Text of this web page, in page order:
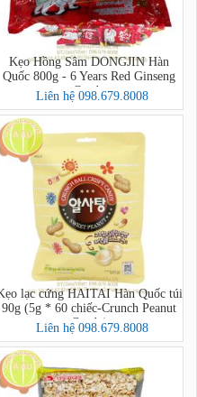
Kẹo Hồng Sâm DONGJIN Hàn
Quốc 800g - 6 Years Red Ginseng
Candy
Liên hệ 098.679.8008
lạc cứng HAITAI Hàn Quốc túi
90g (5g * 60 chiếc-Crunch Peanut
Candy)
Liên hệ 098.679.8008